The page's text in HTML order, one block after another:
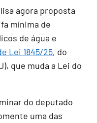
agora proposta
mínima de
de água e
Lei 1845/25, do
que muda a Lei do
do deputado
uma das